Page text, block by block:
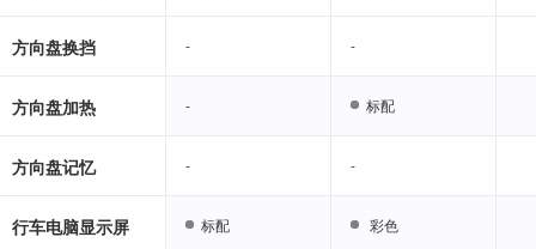
方向盘换挡 - -
方向盘加热 - 标配
方向盘记忆 - -
行车电脑显示屏 标配 彩色
- -
- 标配
- -
标配 彩色